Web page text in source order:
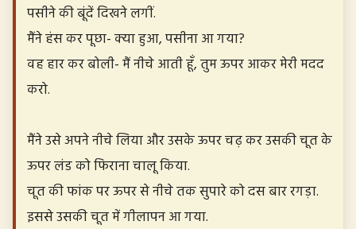
पसीने की बूंदें दिखने लगीं.
मैंने हंस कर पूछा- क्या हुआ, पसीना आ गया?
वह हार कर बोली- मैं नीचे आती हूँ, तुम ऊपर आकर मेरी मदद
करो.
मैंने उसे अपने नीचे लिया और उसके ऊपर चढ़ कर उसकी चूत के
ऊपर लंड को फिराना चालू किया.
चूत की फांक पर ऊपर से नीचे तक सुपारे को दस बार रगड़ा.
इससे उसकी चूत में गीलापन आ गया.